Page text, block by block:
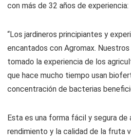
con más de 32 años de experiencia:
“Los jardineros principiantes y
encantados con Agromax. Nuestros
tomado la experiencia de los
que hace mucho tiempo usan
concentración de bacterias
Esta es una forma fácil y segura de
rendimiento y la calidad de la fruta